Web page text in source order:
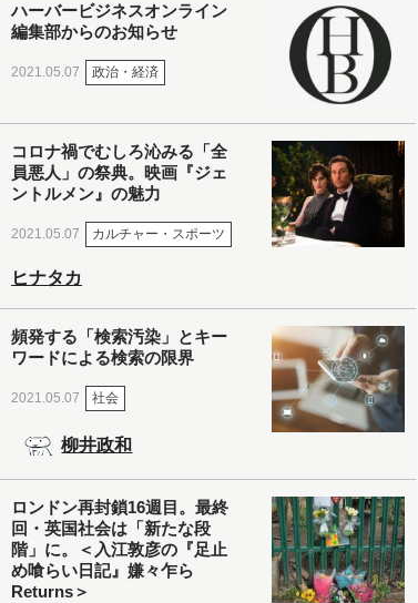
ハーバービジネスオンライン
編集部からのお知らせ
2021.05.07 政治・経済
コロナ禍でむしろ沁みる「全
員悪人」の祭典。映画『ジェ
ントルメン』の魅力
2021.05.07 カルチャー・スポーツ
ヒナタカ
頻発する「検索汚染」とキー
ワードによる検索の限界
2021.05.07 社会
柳井政和
ロンドン再封鎖16週目。最終
回・英国社会は「新たな段
階」に。＜入江敦彦の『足止
め喰らい日記』嫌々乍ら
Returns＞